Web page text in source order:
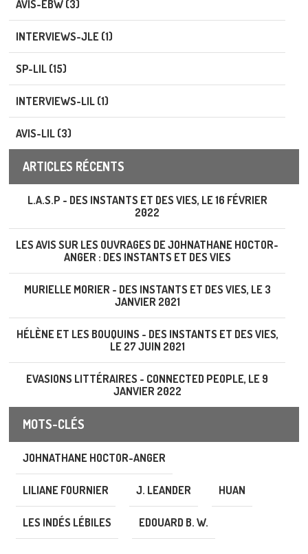
AVIS-EBW (3)
INTERVIEWS-JLE (1)
SP-LIL (15)
INTERVIEWS-LIL (1)
AVIS-LIL (3)
ARTICLES RÉCENTS
L.A.S.P - DES INSTANTS ET DES VIES, LE 16 FÉVRIER
2022
LES AVIS SUR LES OUVRAGES DE JOHNATHANE HOCTOR-
ANGER : DES INSTANTS ET DES VIES
MURIELLE MORIER - DES INSTANTS ET DES VIES, LE 3
JANVIER 2021
HÉLÈNE ET LES BOUQUINS - DES INSTANTS ET DES VIES,
LE 27 JUIN 2021
EVASIONS LITTÉRAIRES - CONNECTED PEOPLE, LE 9
JANVIER 2022
MOTS-CLÉS
JOHNATHANE HOCTOR-ANGER
LILIANE FOURNIER J. LEANDER HUAN
LES INDÉS LÉBILES EDOUARD B. W.